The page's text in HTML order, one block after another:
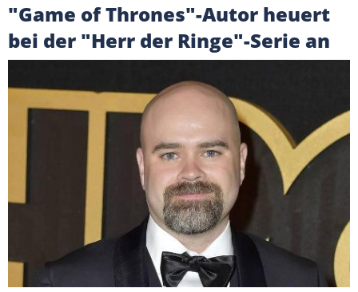
"Game of Thrones"-Autor heuert
bei der "Herr der Ringe"-Serie an